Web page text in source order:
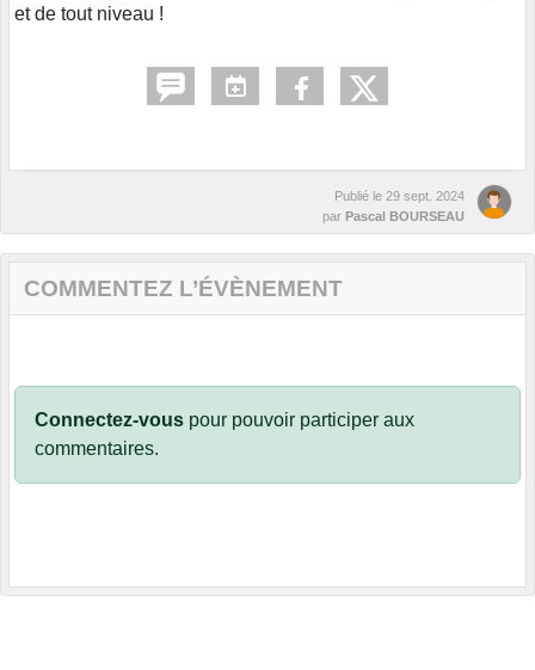
et de tout niveau !
Publié le 29 sept. 2024
par Pascal BOURSEAU
COMMENTEZ L’ÉVÈNEMENT
Connectez-vous pour pouvoir participer aux
commentaires.